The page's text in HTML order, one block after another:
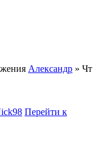
Александр » Чт
Перейти к